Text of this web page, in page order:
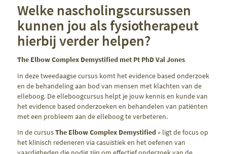
Welke nascholingscursussen
kunnen jou als fysiotherapeut
hierbij verder helpen?
The Elbow Complex Demystified met Pt PhD Val Jones
In deze tweedaagse cursus komt het evidence based onderzoek
en de behandeling aan bod van mensen met klachten van de
elleboog. De elleboogcursus helpt je jouw kennis en kunde van
het evidence based onderzoeken en behandelen van patiënten
met een probleem aan de elleboog te verbeteren.
In de cursusThe Elbow Complex Demystified » ligt de focus op
het klinisch redeneren via casuïstiek en het oefenen van